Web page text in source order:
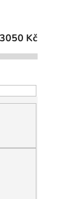
3050 Kč